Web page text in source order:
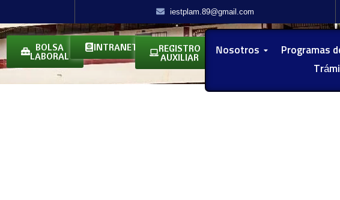
iestplam.89@gmail.com
BOLSA
LABORAL
INTRANET REGISTRO
AUXILIAR
Nosotros Programas